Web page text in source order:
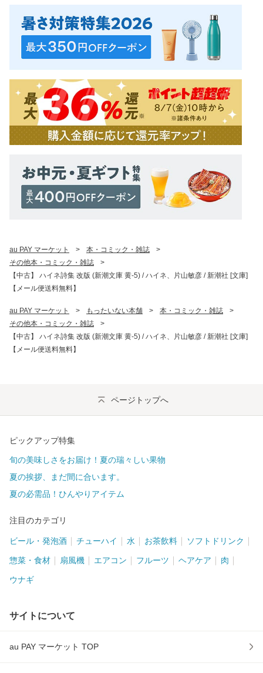
au PAY マーケット > 本・コミック・雑誌
>
その他本・コミック・雑誌
>
【中古】 ハイネ詩集 改版 (新潮文庫 黄-5) / ハイネ、片山敏彦 / 新潮社 [文庫]
【メール便送料無料】
au PAY マーケット > もったいない本舗 > 本・コミック・雑誌
>
その他本・コミック・雑誌
>
【中古】 ハイネ詩集 改版 (新潮文庫 黄-5) / ハイネ、片山敏彦 / 新潮社 [文庫]
【メール便送料無料】
ページトップへ
ピックアップ特集
旬の美味しさをお届け！夏の瑞々しい果物
夏の挨拶、まだ間に合います。
夏の必需品！ひんやりアイテム
注目のカテゴリ
ビール・発泡酒 チューハイ 水 お茶飲料 ソフトドリンク
惣菜・食材 扇風機 エアコン フルーツ ヘアケア 肉
ウナギ
サイトについて
au PAY マーケット TOP